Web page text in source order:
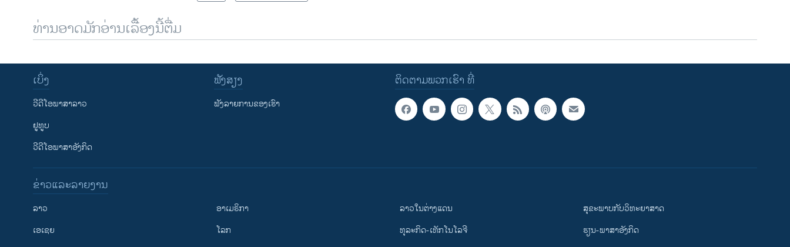
ທ່ານອາດມັກອ່ານເລື້ອງນີ້ຕື່ມ
ຕິດຕາມພວກເຮົາ ທີ່
ເບິ່ງ
ວີດີໂອພາສາລາວ
ຢູທູບ
ວີດີໂອພາສາອັງກິດ
ຟັງສຽງ
ຟັງລາຍການຂອງເຮົາ
ຂ່າວແລະລາຍງານ
ລາວ
ເອເຊຍ
ອາເມຣິກາ
ໂລກ
ລາວໃນຕ່າງແດນ
ທຸລະກິດ-ເທັກໂນໂລຈີ
ສຸຂະພາບກັບວິທະຍາສາດ
ຮຽນ-ພາສາອັງກິດ